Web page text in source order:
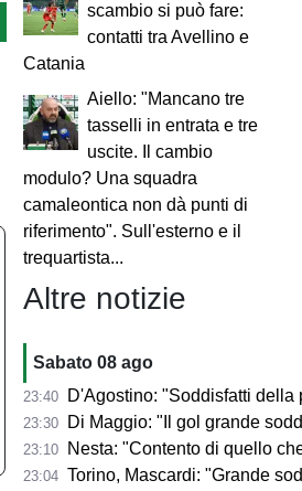
scambio si può fare:
contatti tra Avellino e
Catania
Aiello: "Mancano tre
tasselli in entrata e tre
uscite. Il cambio
modulo? Una squadra
camaleontica non dà punti di
riferimento". Sull'esterno e il
trequartista...
Altre notizie
Sabato 08 ago
23:40 D'Agostino: "Soddisfatti della prova. Mercato? C'è
23:30 Di Maggio: "Il gol grande soddisfazione,
23:10 Nesta: "Contento di quello che ho visto. Peccato
23:04 Torino, Mascardi: "Grande soddisfazione aver